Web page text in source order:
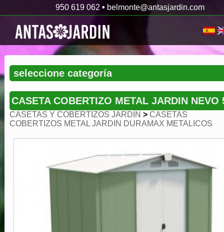
950 619 062 • belmonte@antasjardin.com
CASETA COBERTIZO METAL JARDIN NEVO
CASETAS Y COBERTIZOS JARDIN > CASETAS
COBERTIZOS METAL JARDIN DURAMAX METALICOS